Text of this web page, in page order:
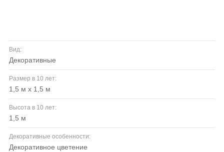
Вид:
декоративные
Размер в 10 лет:
1,5 м x 1,5 м
Высота в 10 лет:
1,5 м
Декоративные особенности:
декоративное цветение